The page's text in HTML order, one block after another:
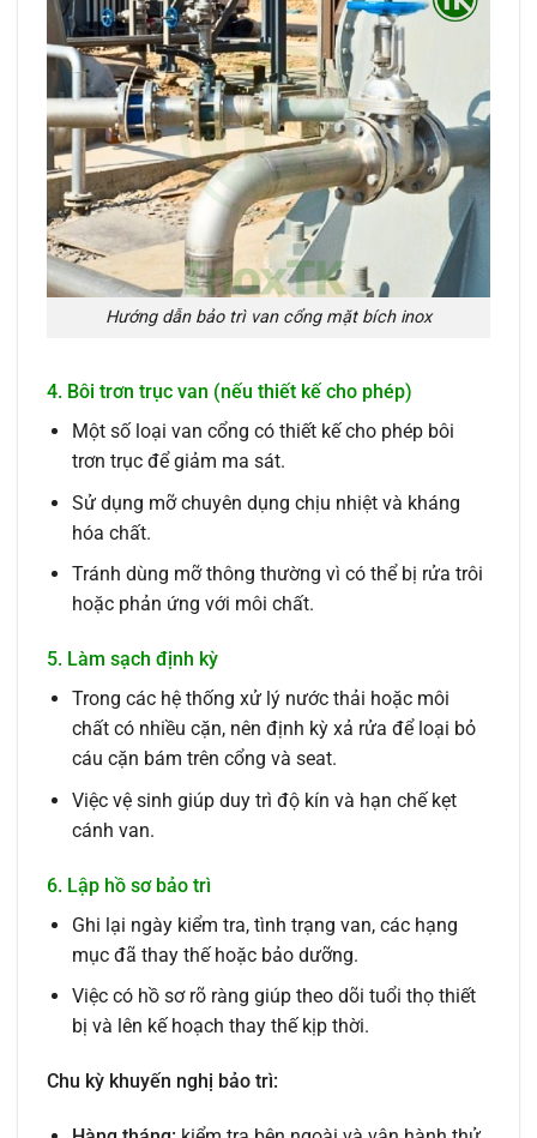
Hướng dẫn bảo trì van cổng mặt bích inox
4. Bôi trơn trục van (nếu thiết kế cho phép)
Một số loại van cổng có thiết kế cho phép bôi
trơn trục để giảm ma sát.
Sử dụng mỡ chuyên dụng chịu nhiệt và kháng
hóa chất.
Tránh dùng mỡ thông thường vì có thể bị rửa trôi
hoặc phản ứng với môi chất.
5. Làm sạch định kỳ
Trong các hệ thống xử lý nước thải hoặc môi
chất có nhiều cặn, nên định kỳ xả rửa để loại bỏ
cáu cặn bám trên cổng và seat.
Việc vệ sinh giúp duy trì độ kín và hạn chế kẹt
cánh van.
6. Lập hồ sơ bảo trì
Ghi lại ngày kiểm tra, tình trạng van, các hạng
mục đã thay thế hoặc bảo dưỡng.
Việc có hồ sơ rõ ràng giúp theo dõi tuổi thọ thiết
bị và lên kế hoạch thay thế kịp thời.
Chu kỳ khuyến nghị bảo trì: